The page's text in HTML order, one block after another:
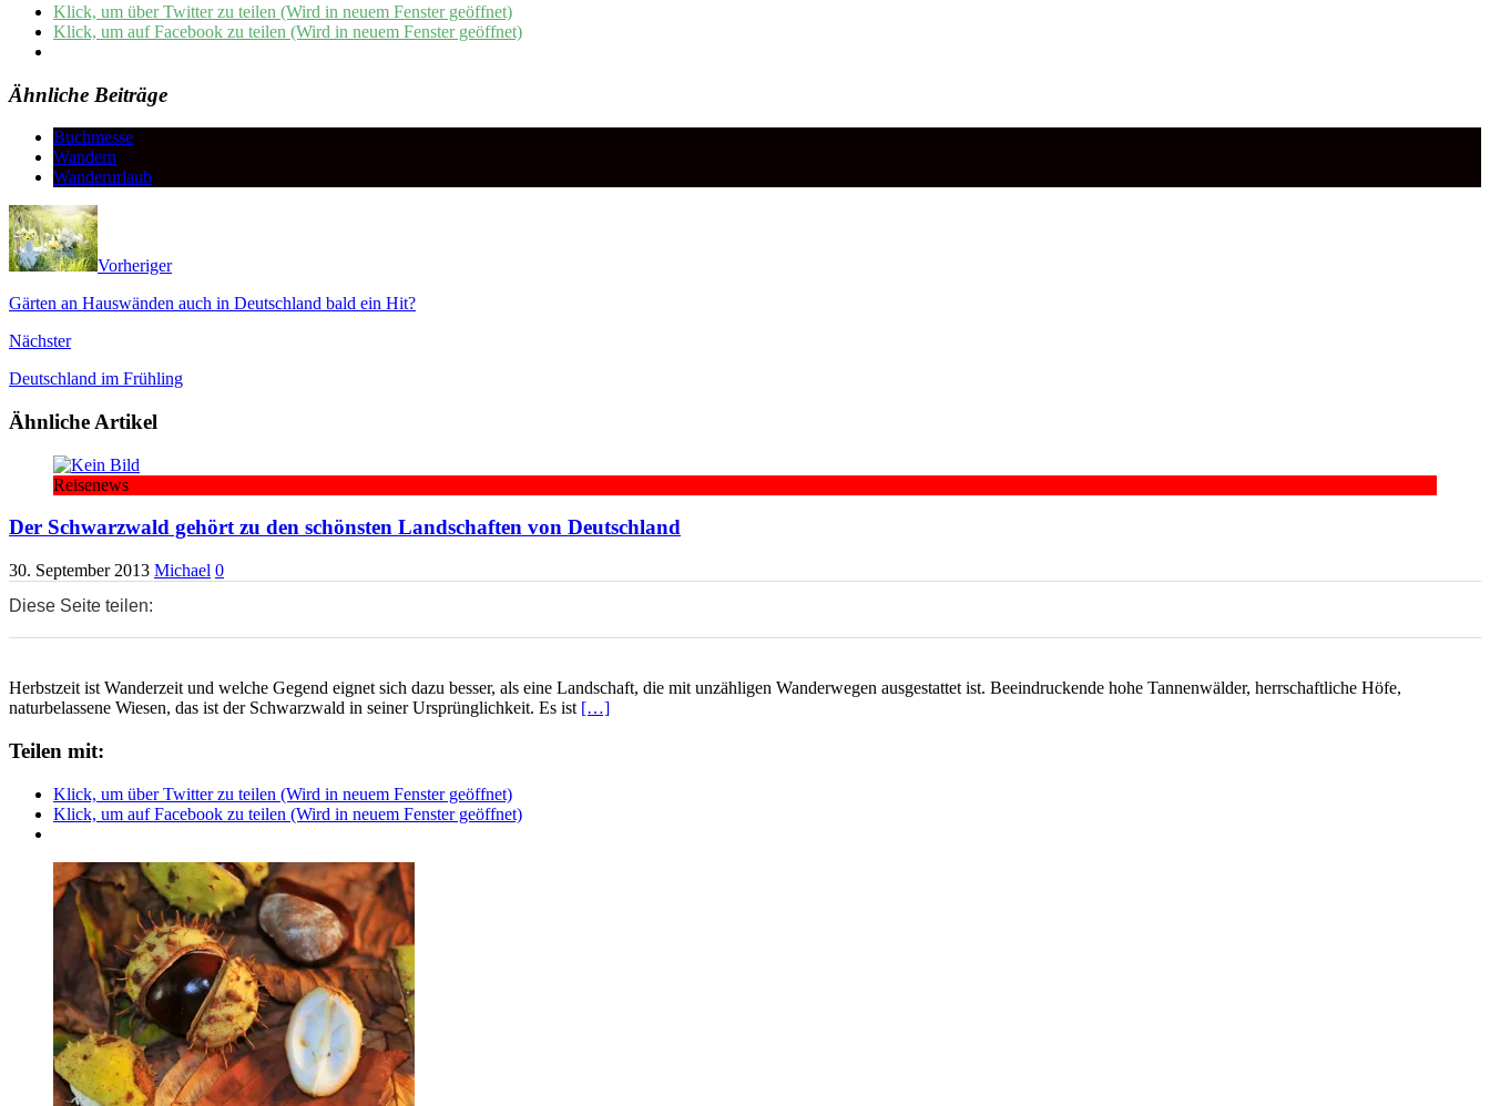
Klick, um über Twitter zu teilen (Wird in neuem Fenster geöffnet)
Klick, um auf Facebook zu teilen (Wird in neuem Fenster geöffnet)
Ähnliche Beiträge
Buchmesse
Wandern
Wanderurlaub
Vorheriger
Gärten an Hauswänden auch in Deutschland bald ein Hit?
Nächster
Deutschland im Frühling
Ähnliche Artikel
Reisenews
Der Schwarzwald gehört zu den schönsten Landschaften von Deutschland
30. September 2013 Michael 0
Diese Seite teilen:
Herbstzeit ist Wanderzeit und welche Gegend eignet sich dazu besser, als eine Landschaft, die mit unzähligen Wanderwegen ausgestattet ist. Beeindruckende hohe Tannenwälder, herrschaftliche Höfe,
naturbelassene Wiesen, das ist der Schwarzwald in seiner Ursprünglichkeit. Es ist […]
Teilen mit:
Klick, um über Twitter zu teilen (Wird in neuem Fenster geöffnet)
Klick, um auf Facebook zu teilen (Wird in neuem Fenster geöffnet)